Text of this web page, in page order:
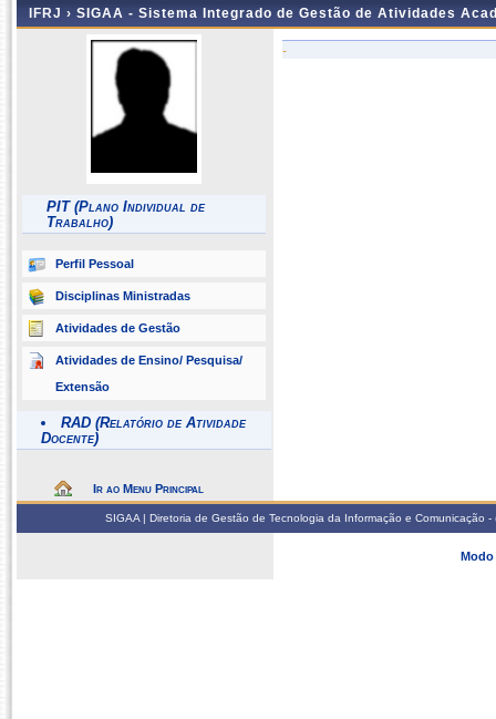
IFRJ › SIGAA - Sistema Integrado de Gestão de Atividades
PIT (Plano Individual de
Trabalho)
Perfil Pessoal
Disciplinas Ministradas
Atividades de Gestão
Atividades de Ensino/ Pesquisa/
Extensão
RAD (Relatório de Atividade
Docente)
Ir ao Menu Principal
-
SIGAA | Diretoria de Gestão de Tecnologia da Informação e
Modo